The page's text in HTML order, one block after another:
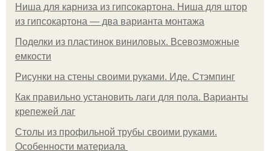
Ниша для карниза из гипсокартона. Ниша для штор
из гипсокартона — два варианта монтажа
Поделки из пластинок виниловых. Всевозможные
емкости
Рисунки на стены своими руками. Иде. Стэмпинг
Как правильно установить лаги для пола. Варианты
крепежей лаг
Столы из профильной трубы своими руками.
Особенности материала